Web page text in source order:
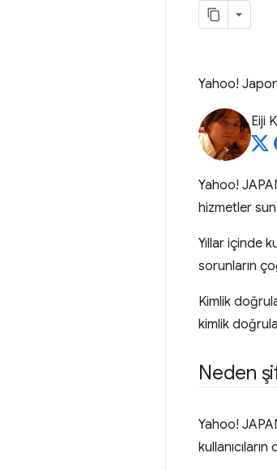
Yahoo!
Eiji
Yahoo!
hizmetler
Yıllar içinde
sorunların
Kimlik
kimlik
Neden
Yahoo!